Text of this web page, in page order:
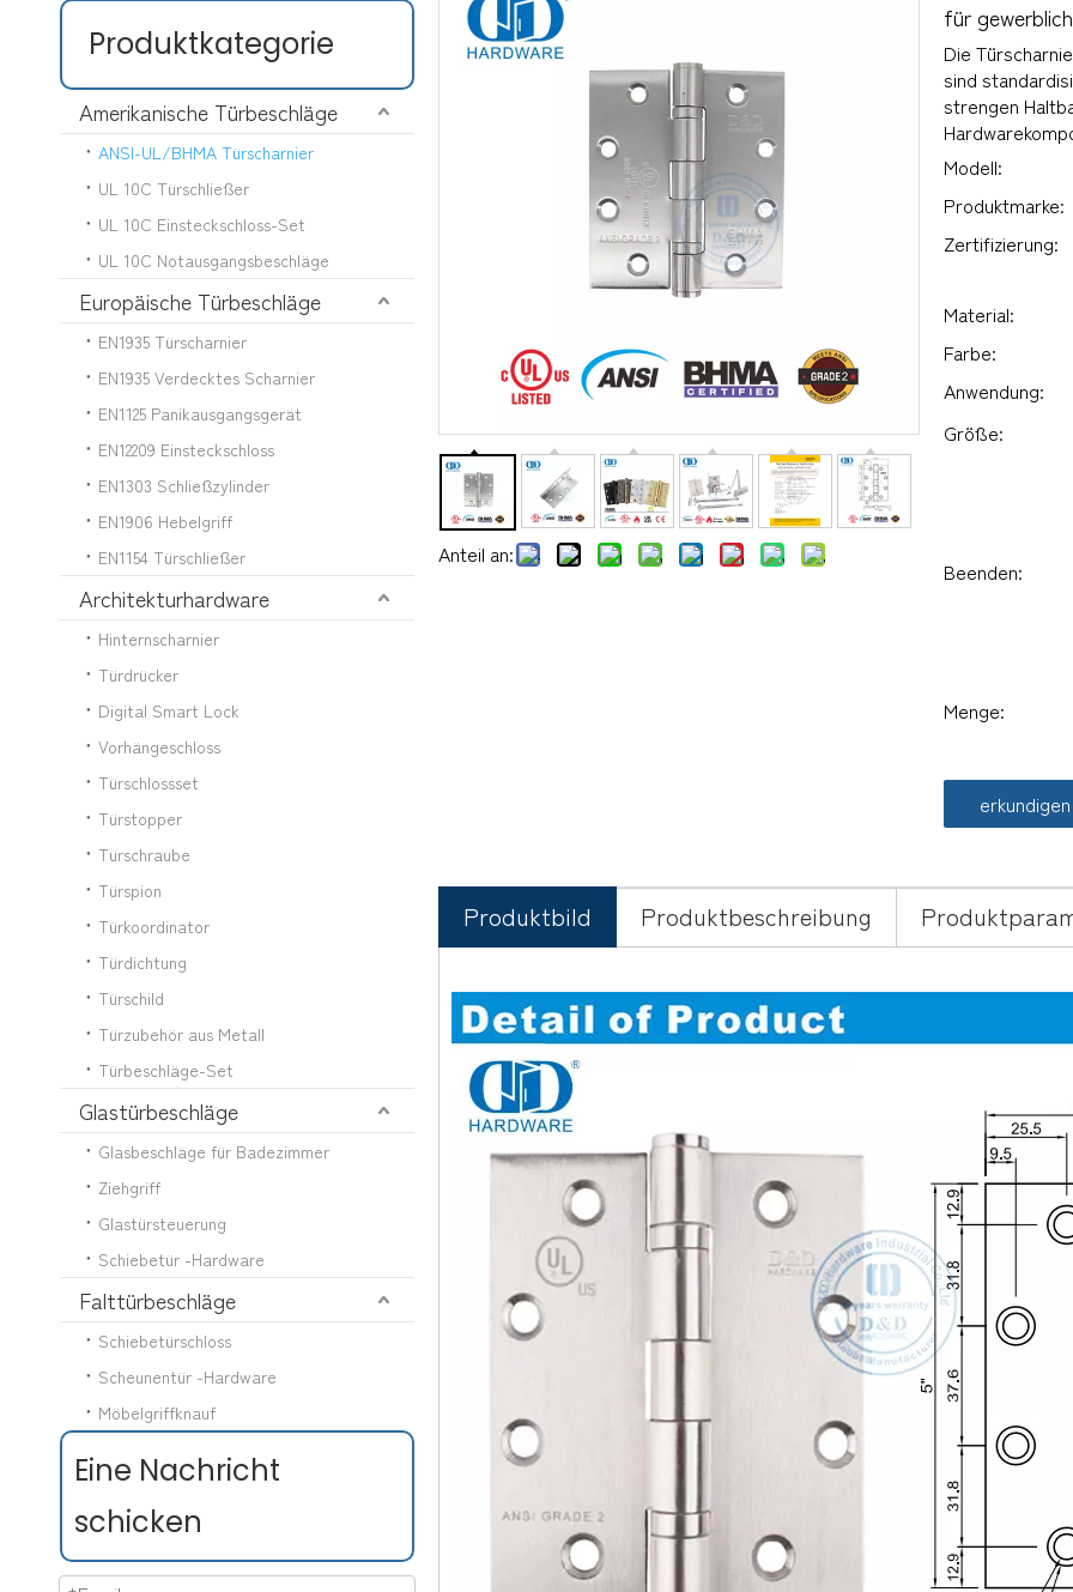
Produktkategorie
Amerikanische Türbeschläge
ANSI-UL/BHMA Türscharnier
UL 10C Türschließer
UL 10C Einsteckschloss-Set
UL 10C Notausgangsbeschläge
Europäische Türbeschläge
EN1935 Türscharnier
EN1935 Verdecktes Scharnier
EN1125 Panikausgangsgerät
EN12209 Einsteckschloss
EN1303 Schließzylinder
EN1906 Hebelgriff
EN1154 Türschließer
Architekturhardware
Hinternscharnier
Türdrücker
Digital Smart Lock
Vorhängeschloss
Türschlossset
Türstopper
Türschraube
Türspion
Türkoordinator
Türdichtung
Türschild
Türzubehör aus Metall
Türbeschläge-Set
Glastürbeschläge
Glasbeschläge für Badezimmer
Ziehgriff
Glastürsteuerung
Schiebetür -Hardware
Falttürbeschläge
Schiebetürschloss
Scheunentür -Hardware
Möbelgriffknauf
Eine Nachricht
schicken
Anteil an:
für
Die
sind
strengen
Modell:
Produktmarke:
Zertifizierung:
Material:
Farbe:
Anwendung:
Größe:
Beenden:
Menge:
erkundigen
Produktbild Produktbeschreibung